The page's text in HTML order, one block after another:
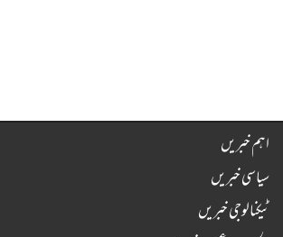
اہم خبریں
سیاسی خبریں
ٹیکنالوجی خبریں